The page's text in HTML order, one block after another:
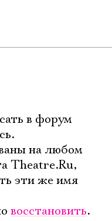
в форум
на любом
Theatre.Ru,
эти же имя
восстановить.